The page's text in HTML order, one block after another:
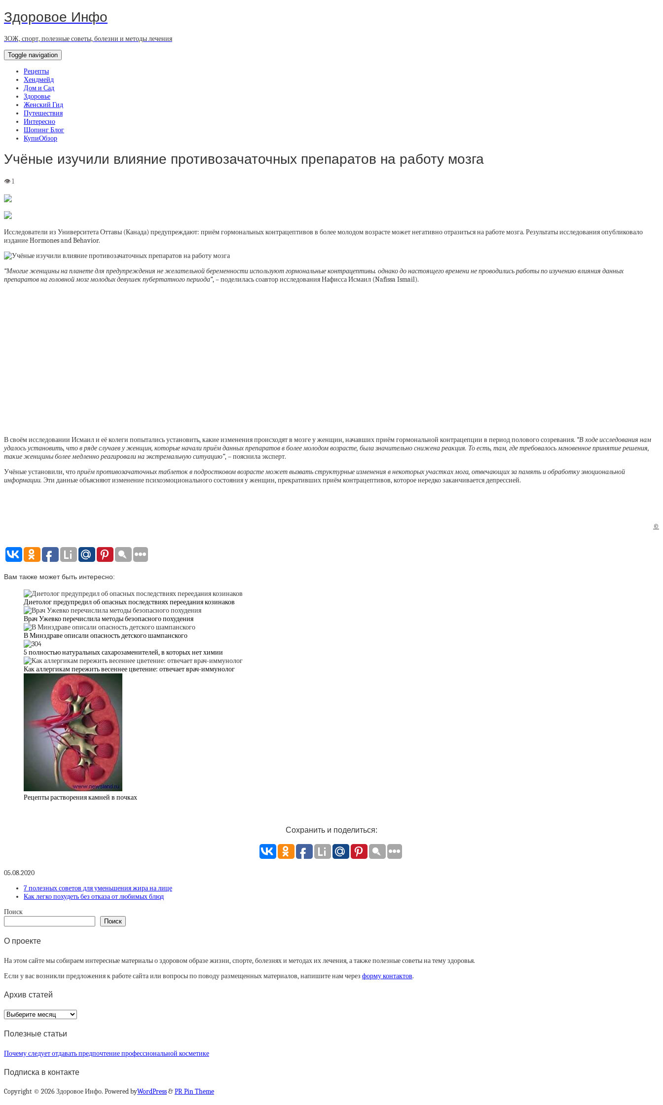
Здоровое Инфо
ЗОЖ, спорт, полезные советы, болезни и методы лечения
Toggle navigation
Рецепты
Хендмейд
Дом и Сад
Здоровье
Женский Гид
Путешествия
Интересно
Шопинг Блог
КупиОбзор
Учёные изучили влияние противозачаточных препаратов на работу мозга
Исследователи из Университета Оттавы (Канада) предупреждают: приём гормональных контрацептивов в более молодом возрасте может негативно отразиться на работе мозга. Результаты исследования опубликовало
издание Hormones and Behavior.
“Многие женщины на планете для предупреждения не желательной беременности используют гормональные контрацептивы. однако до настоящего времени не проводились работы по изучению влияния данных
препаратов на головной мозг молодых девушек пубертатного периода”, – поделилась соавтор исследования Нафисса Исмаил (Nafissa Ismail).
В своём исследовании Исмаил и её колеги попытались установить, какие изменения происходят в мозге у женщин, начавших приём гормональной контрацепции в период полового созревания. “В ходе исследования нам
удалось установить, что в ряде случаев у женщин, которые начали приём данных препаратов в более молодом возрасте, была значительно снижена реакция. То есть, там, где требовалось мгновенное принятие решения,
такие женщины более медленно реагировали на экстремальную ситуацию”, – пояснила эксперт.
Учёные установили, чтоприём противозачаточных таблеток в подростковом возрасте может вызвать структурные изменения в некоторых участках мога, отвечающих за память и обработку эмоциональной
информации. Эти данные объясняют изменение психоэмоционального состояния у женщин, прекративших приём контрацептивов, которое нередко заканчивается депрессией.
©
Вам также может быть интересно:
Диетолог предупредил об опасных последствиях переедания козинаков
Врач Ужевко перечислила методы безопасного похудения
В Минздраве описали опасность детского шампанского
5 полностью натуральных сахарозаменителей, в которых нет химии
Как аллергикам пережить весеннее цветение: отвечает врач-иммунолог
Рецепты растворения камней в почках
Сохранить и поделиться:
05.08.2020
7 полезных советов для уменьшения жира на лице
Как легко похудеть без отказа от любимых блюд
Поиск
Поиск
О проекте
На этом сайте мы собираем интересные материалы о здоровом образе жизни, спорте, болезнях и методах их лечения, а также полезные советы на тему здоровья.
Если у вас возникли предложения к работе сайта или вопросы по поводу размещенных материалов, напишите нам через форму контактов.
Архив статей
Архив
статей
Полезные статьи
Почему следует отдавать предпочтение профессиональной косметике
Подписка в контакте
Copyright © 2026 Здоровое Инфо. Powered byWordPress&PR Pin Theme